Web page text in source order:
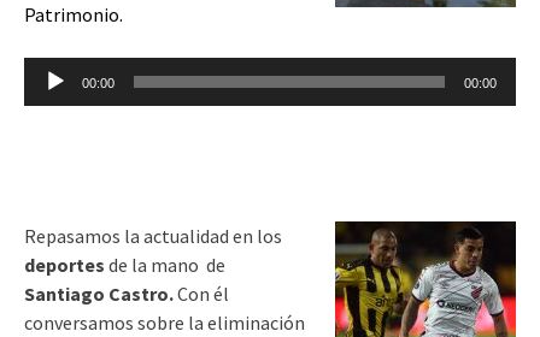
Patrimonio.
Reproductor
00:00 00:00
Repasamos la actualidad en los
deportes de la mano de
Santiago Castro.Con él
conversamos sobre la eliminación